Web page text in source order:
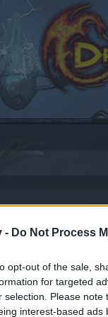
- Do Not Process
opt-out of the sale,
for targeted
selection. Please
interest-based
joining